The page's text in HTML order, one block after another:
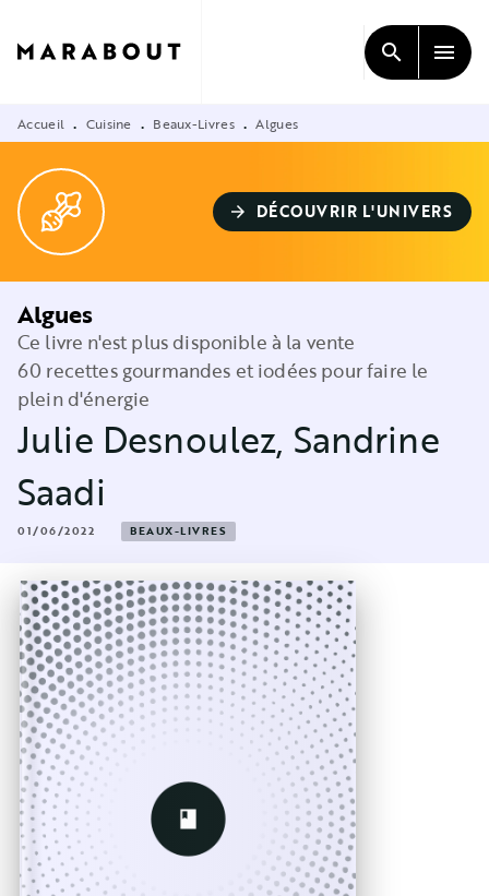
CONTENU
search menu
Accueil • Cuisine • Beaux-Livres • Algues
arrow_forward DÉCOUVRIR L'UNIVERS
Algues
Ce livre n'est plus disponible à la vente
60 recettes gourmandes et iodées pour faire le
plein d'énergie
Julie Desnoulez, Sandrine
Saadi
01/06/2022 BEAUX-LIVRES